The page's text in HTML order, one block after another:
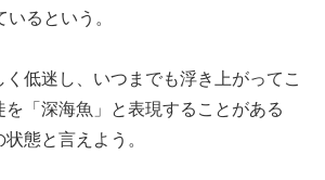
るという。
低迷し、いつまでも浮き上がってこ
「深海魚」と表現することがある
態と言えよう。